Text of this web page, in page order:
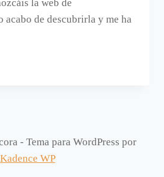
la web de
acabo de descubrirla y me ha
- Tema para WordPress por
Kadence WP